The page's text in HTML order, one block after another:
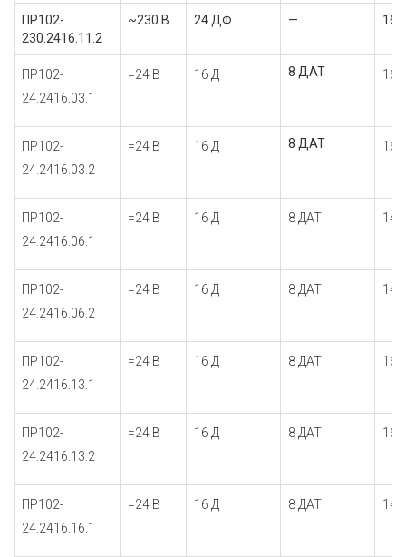
ПР102-
230.2416.11.2
~230 В 24 ДФ — 16 K
ПР102-
24.2416.03.1
=24 В 16 Д 8 ДАТ 16
ПР102-
24.2416.03.2
=24 В 16 Д 8 ДАТ 16
ПР102-
24.2416.06.1
=24 В 16 Д 8 ДАТ 14
ПР102-
24.2416.06.2
=24 В 16 Д 8 ДАТ 14
ПР102-
24.2416.13.1
=24 В 16 Д 8 ДАТ 16
ПР102-
24.2416.13.2
=24 В 16 Д 8 ДАТ 16
ПР102-
24.2416.16.1
=24 В 16 Д 8 ДАТ 14